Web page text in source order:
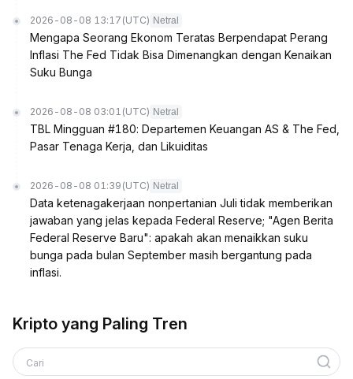
2026-08-08 13:17 (UTC) Netral
Mengapa Seorang Ekonom Teratas Berpendapat Perang
Inflasi The Fed Tidak Bisa Dimenangkan dengan Kenaikan
Suku Bunga
2026-08-08 03:01 (UTC) Netral
TBL Mingguan #180: Departemen Keuangan AS & The Fed,
Pasar Tenaga Kerja, dan Likuiditas
2026-08-08 01:39 (UTC) Netral
Data ketenagakerjaan nonpertanian Juli tidak memberikan
jawaban yang jelas kepada Federal Reserve; "Agen Berita
Federal Reserve Baru": apakah akan menaikkan suku
bunga pada bulan September masih bergantung pada
inflasi.
Kripto yang Paling Tren
Cari